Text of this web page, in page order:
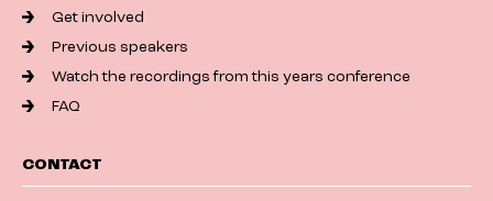
Get involved
Previous speakers
Watch the recordings from this years conference
FAQ
CONTACT